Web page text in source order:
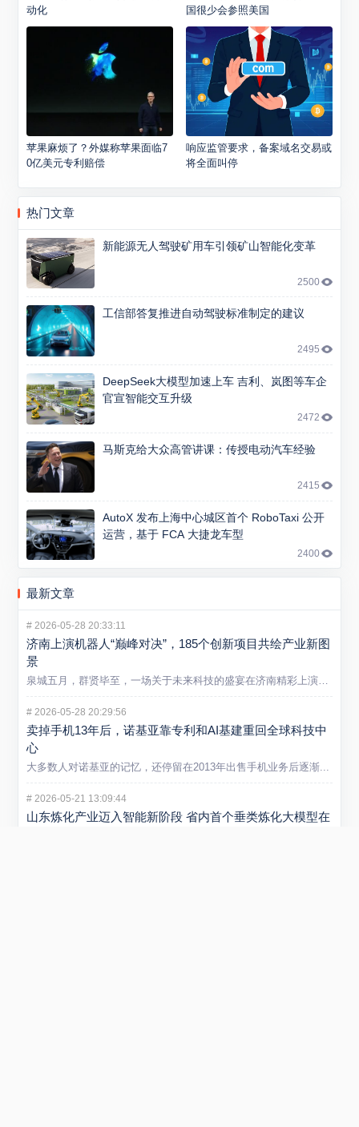
动化
国很少会参照美国
苹果麻烦了？外媒称苹果面临7
0亿美元专利赔偿
响应监管要求，备案域名交易或
将全面叫停
热门文章
新能源无人驾驶矿用车引领矿山智能化变革
2500
工信部答复推进自动驾驶标准制定的建议
2495
DeepSeek大模型加速上车 吉利、岚图等车企
官宣智能交互升级
2472
马斯克给大众高管讲课：传授电动汽车经验
2415
AutoX 发布上海中心城区首个 RoboTaxi 公开
运营，基于 FCA 大捷龙车型
2400
最新文章
#2026-05-28 20:33:11
济南上演机器人“巅峰对决”，185个创新项目共绘产业新图
景
泉城五月，群贤毕至，一场关于未来科技的盛宴在济南精彩上演。5...
#2026-05-28 20:29:56
卖掉手机13年后，诺基亚靠专利和AI基建重回全球科技中
心
大多数人对诺基亚的记忆，还停留在2013年出售手机业务后逐渐...
#2026-05-21 13:09:44
山东炼化产业迈入智能新阶段 省内首个垂类炼化大模型在